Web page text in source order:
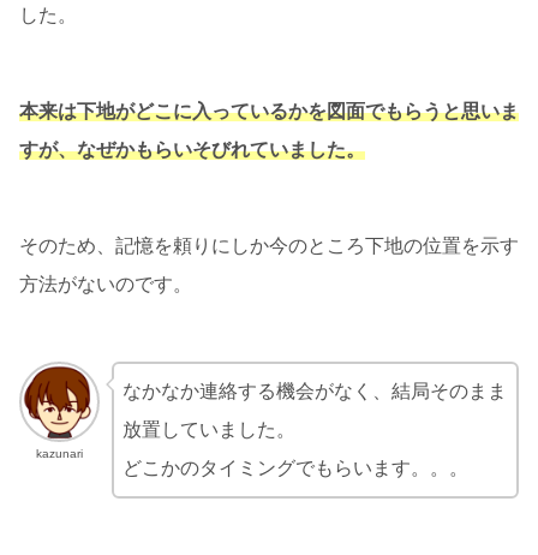
した。
本来は下地がどこに入っているかを図面でもらうと思いま
すが、なぜかもらいそびれていました。
そのため、記憶を頼りにしか今のところ下地の位置を示す
方法がないのです。
kazunari
なかなか連絡する機会がなく、結局そのまま
放置していました。
どこかのタイミングでもらいます。。。